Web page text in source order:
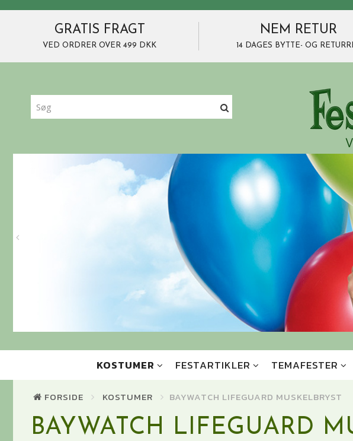
GRATIS FRAGT
VED ORDRER OVER 499 DKK
NEM RETUR
14 DAGES BYTTE- OG
KOSTUMER FESTARTIKLER TEMAFESTER
FORSIDE KOSTUMER BAYWATCH LIFEGUARD MUSKELBRYST
BAYWATCH LIFEGUARD